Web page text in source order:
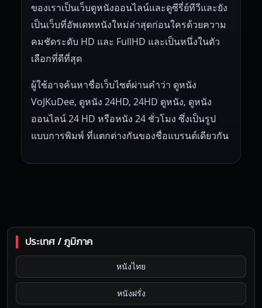
ของเราเป็นเว็บดูหนังออนไลน์และดูซีรี่ย์ทีวีและยัง
เป็นเว็บที่อัพเดทหนังใหม่ล่าสุดก่อนใครด้วยความ
คมชัดระดับ HD และ FullHD และเป็นหนึ่งในตัว
เลือกที่ดีที่สุด
ผู้ใช้อาจค้นหาชื่อเว็บไซต์ผ่านคำว่า ดูหนัง
VoJKuDee, ดูหนัง 24HD, 24HD ดูหนัง, ดูหนัง
ออนไลน์ 24 HD หรือหนัง 24 ชั่วโมง ซึ่งเป็นรูป
แบบการพิมพ์ ที่แตกต่างกันของชื่อแบรนด์เดียวกัน
ประเทศ / ภูมิภาค
หนังไทย
หนังฝรั่ง